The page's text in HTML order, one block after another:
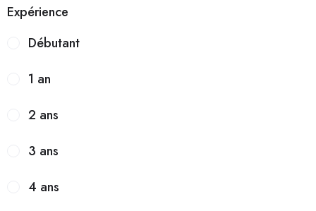
Expérience
Débutant
1 an
2 ans
3 ans
4 ans